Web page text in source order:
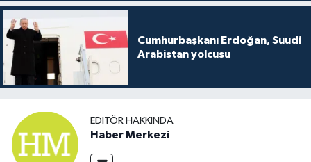
Cumhurbaşkanı Erdoğan, Suudi
Arabistan yolcusu
EDITÖR HAKKINDA
Haber Merkezi